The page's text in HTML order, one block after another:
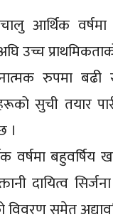
आर्थिक
उच्च
रुपमा बढी
सुची तयार
।
बहुवर्षिय
दायित्व
विवरण समेत